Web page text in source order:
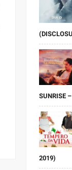
SUNRISE
2019)